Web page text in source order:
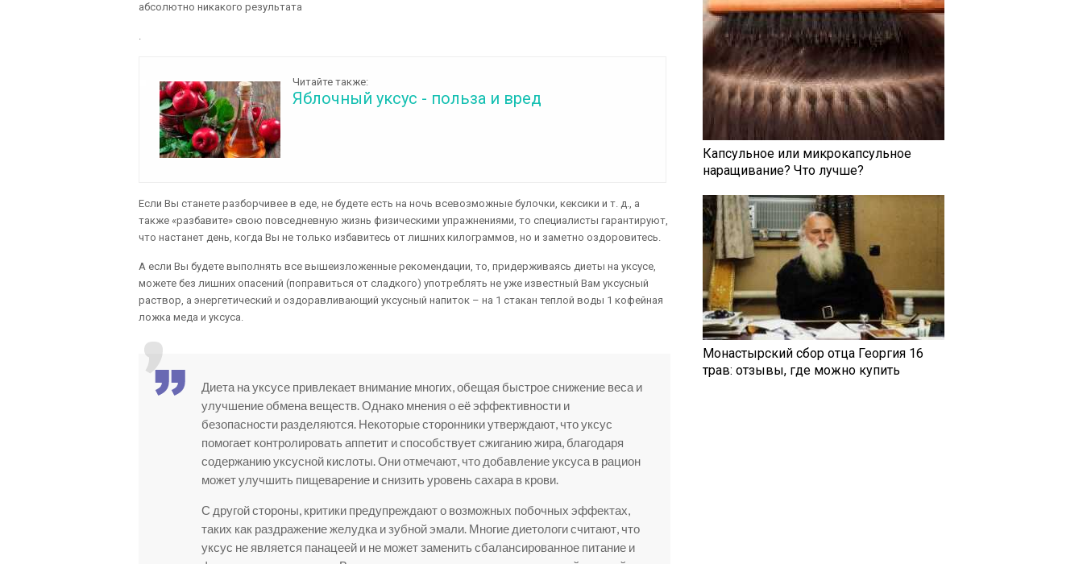
абсолютно никакого результата
.
Читайте также:
Яблочный уксус - польза и вред
Если Вы станете разборчивее в еде, не будете есть на ночь всевозможные булочки, кексики и т. д., а
также «разбавите» свою повседневную жизнь физическими упражнениями, то специалисты гарантируют,
что настанет день, когда Вы не только избавитесь от лишних килограммов, но и заметно оздоровитесь.
А если Вы будете выполнять все вышеизложенные рекомендации, то, придерживаясь диеты на уксусе,
можете без лишних опасений (поправиться от сладкого) употреблять не уже известный Вам уксусный
раствор, а энергетический и оздоравливающий уксусный напиток – на 1 стакан теплой воды 1 кофейная
ложка меда и уксуса.
Диета на уксусе привлекает внимание многих, обещая быстрое снижение веса и
улучшение обмена веществ. Однако мнения о её эффективности и
безопасности разделяются. Некоторые сторонники утверждают, что уксус
помогает контролировать аппетит и способствует сжиганию жира, благодаря
содержанию уксусной кислоты. Они отмечают, что добавление уксуса в рацион
может улучшить пищеварение и снизить уровень сахара в крови.
С другой стороны, критики предупреждают о возможных побочных эффектах,
таких как раздражение желудка и зубной эмали. Многие диетологи считают, что
уксус не является панацеей и не может заменить сбалансированное питание и
Капсульное или микрокапсульное
наращивание? Что лучше?
Монастырский сбор отца Георгия 16
трав: отзывы, где можно купить